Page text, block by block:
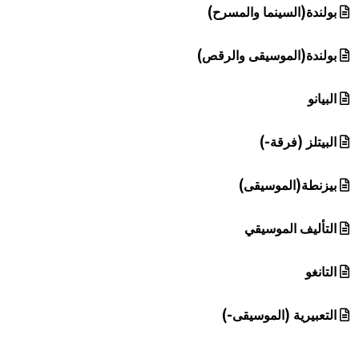
بولندة(السينما والمسرح)
بولندة(الموسيقى والرقص)
البيانو
البيتلز (فرقة-)
بيزنطة(الموسيقى)
التأليف الموسيقي
التانغو
التعبيرية (الموسيقى-)